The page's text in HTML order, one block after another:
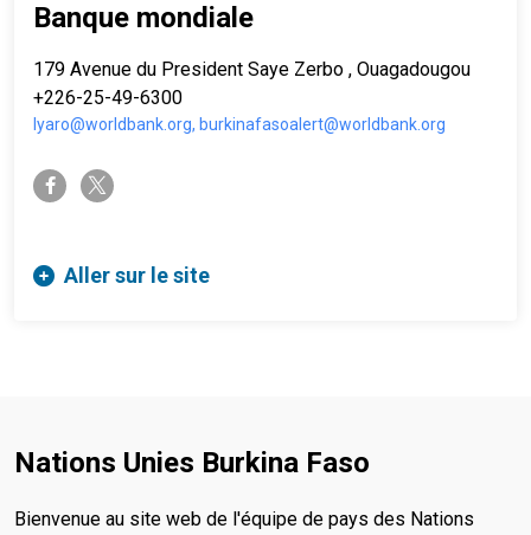
Banque mondiale
179 Avenue du President Saye Zerbo , Ouagadougou
+226-25-49-6300
lyaro@worldbank.org, burkinafasoalert@worldbank.org
facebook-ftwitter-x
Aller sur le site
Nations Unies Burkina Faso
Bienvenue au site web de l'équipe de pays des Nations